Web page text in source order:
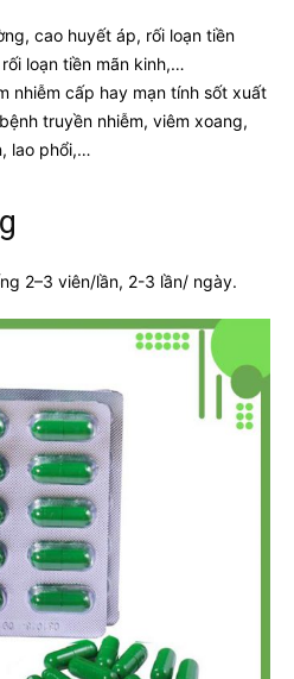
cao huyết áp, rối loạn tiền
loạn tiền mãn kinh,…
nhiễm cấp hay mạn tính sốt xuất
truyền nhiễm, viêm xoang,
lao phổi,…
2–3 viên/lần, 2-3 lần/ ngày.